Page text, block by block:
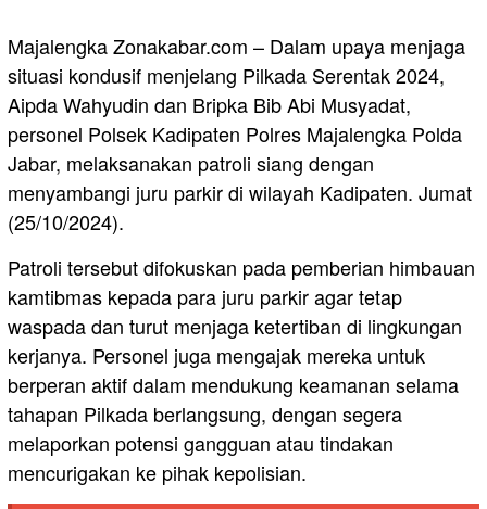
Majalengka Zonakabar.com – Dalam upaya menjaga
situasi kondusif menjelang Pilkada Serentak 2024,
Aipda Wahyudin dan Bripka Bib Abi Musyadat,
personel Polsek Kadipaten Polres Majalengka Polda
Jabar, melaksanakan patroli siang dengan
menyambangi juru parkir di wilayah Kadipaten. Jumat
(25/10/2024).
Patroli tersebut difokuskan pada pemberian himbauan
kamtibmas kepada para juru parkir agar tetap
waspada dan turut menjaga ketertiban di lingkungan
kerjanya. Personel juga mengajak mereka untuk
berperan aktif dalam mendukung keamanan selama
tahapan Pilkada berlangsung, dengan segera
melaporkan potensi gangguan atau tindakan
mencurigakan ke pihak kepolisian.